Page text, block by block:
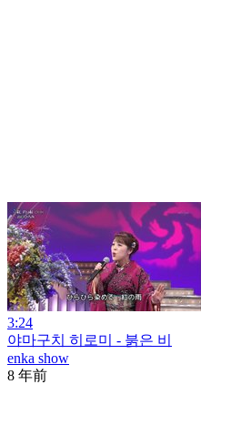
3:24
야마구치 히로미 - 붉은 비
enka show
8 年前